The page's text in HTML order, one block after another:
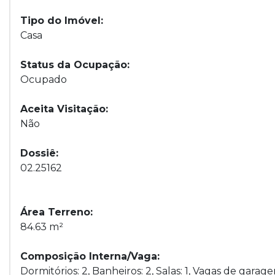
Tipo do Imóvel:
Casa
Status da Ocupação:
Ocupado
Aceita Visitação:
Não
Dossiê:
02.25162
Área Terreno:
84.63 m²
Composição Interna/Vaga:
Dormitórios: 2, Banheiros: 2, Salas: 1, Vagas de